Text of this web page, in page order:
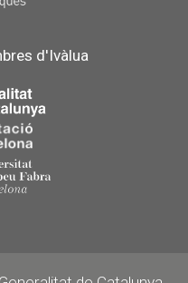
d'Ivàlua